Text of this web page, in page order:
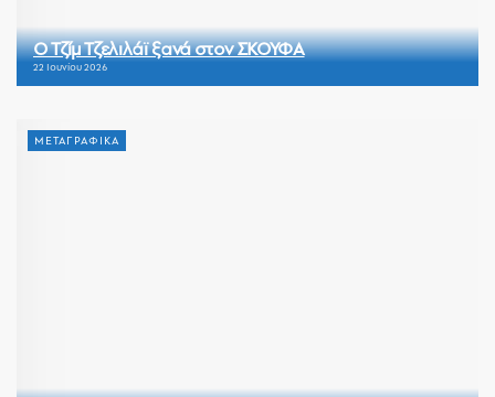
Ο Τζίμ Τζελιλάϊ ξανά στον ΣΚΟΥΦΑ
22 Ιουνίου 2026
ΜΕΤΑΓΡΑΦΙΚΑ